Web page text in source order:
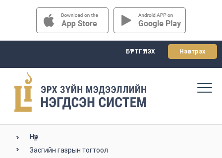
БҮРТГҮҮЛЭХ Нэвтрэх
Нүүр
Засгийн газрын тогтоол